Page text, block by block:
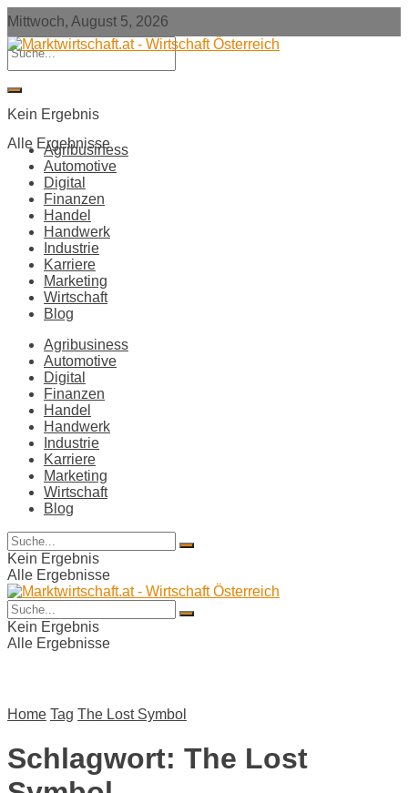
Mittwoch, August 5, 2026
Kein Ergebnis
Alle Ergebnisse
Agribusiness
Automotive
Digital
Finanzen
Handel
Handwerk
Industrie
Karriere
Marketing
Wirtschaft
Blog
Agribusiness
Automotive
Digital
Finanzen
Handel
Handwerk
Industrie
Karriere
Marketing
Wirtschaft
Blog
Kein Ergebnis
Alle Ergebnisse
Kein Ergebnis
Alle Ergebnisse
Home Tag The Lost Symbol
Schlagwort: The Lost